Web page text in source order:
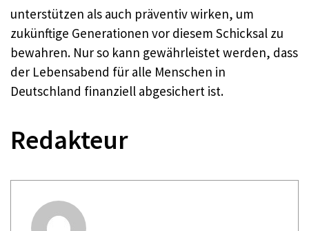
unterstützen als auch präventiv wirken, um
zukünftige Generationen vor diesem Schicksal zu
bewahren. Nur so kann gewährleistet werden, dass
der Lebensabend für alle Menschen in
Deutschland finanziell abgesichert ist.
Redakteur